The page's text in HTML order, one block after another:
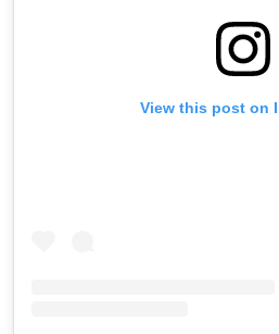
View this post on